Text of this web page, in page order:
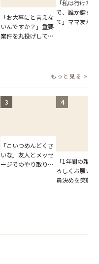
「お大事にと言えな
いんですか？」重要
案件を丸投げして休
「私は行けな
で、誰か鍵を開
て」ママ友から
もっと見る >
3
「こいつめんどくさ
いな」友人とメッセ
ージでのやり取り。
4
「1年間の雑用
ろしくお願い
員決めを笑顔